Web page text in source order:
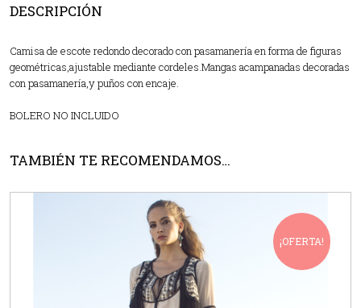
DESCRIPCIÓN
Camisa de escote redondo decorado con pasamanería en forma de figuras
geométricas,ajustable mediante cordeles.Mangas acampanadas decoradas
con pasamanería,y puños con encaje.
BOLERO NO INCLUIDO
TAMBIÉN TE RECOMENDAMOS…
¡OFERTA!